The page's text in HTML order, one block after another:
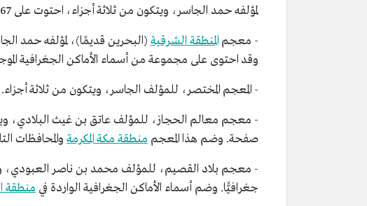
لمؤلفه حمد الجاسر، ويتكون من ثلاثة أجزاء، احتوت على 167 اسمًا، في 1368 صفحة.
- معجم المنطقة الشرقية
وقد احتوى على مجموعة من أسماء الأماكن الجغرافية
- المعجم المختصر، للمؤلف الجاسر، ويتكون من ثلاثة أجزاء.
صفحة. وضم هذا المعجم منطقة مكة المكرمة والمحافظات
جغرافيًّا. وضم أسماء الأماكن الجغرافية الواردة في منطقة